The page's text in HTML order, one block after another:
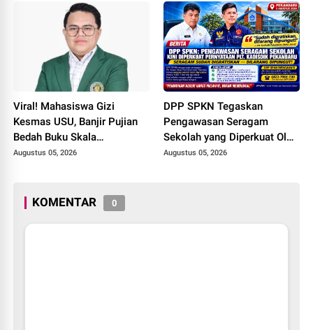
Nasionalisme dan Green
Policing Jelang HUT RI Ke-
Viral! Mahasiswa Gizi
Kesmas USU, Banjir Pujian
Bedah Buku Skala
International dari 70 Ribu
Augustus 05, 2026
DPP SPKN Tegaskan
Pengawasan Seragam
Sekolah yang Diperkuat Oleh
Peryataan Plt. KADISDIK
Augustus 05, 2026
KOMENTAR 0